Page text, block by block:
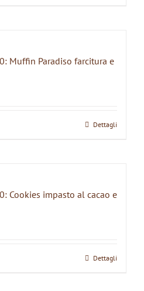
Muffin Paradiso farcitura e
Dettagli
Cookies impasto al cacao e
Dettagli